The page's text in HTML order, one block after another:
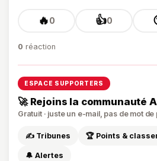
🔥0 👍0
0 réaction
ESPACE SUPPORTERS
🚀 Rejoins la communauté
Gratuit · juste un e-mail, pas de mot de
✍️ Tribunes 🏆 Points &
🔔 Alertes